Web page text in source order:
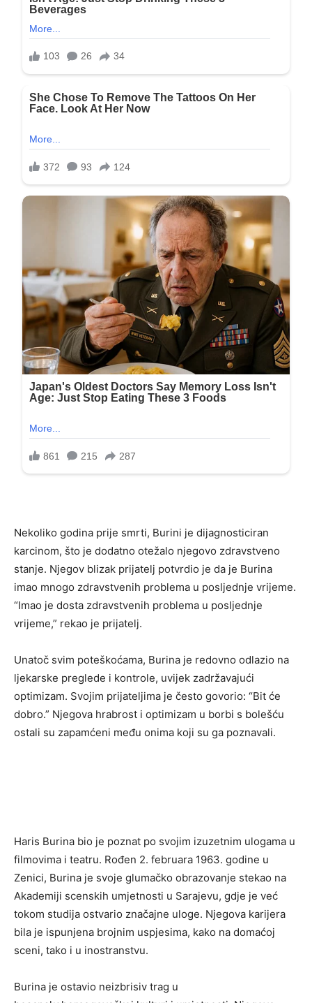
Nekoliko godina prije smrti, Burini je dijagnosticiran
karcinom, što je dodatno otežalo njegovo zdravstveno
stanje. Njegov blizak prijatelj potvrdio je da je Burina
imao mnogo zdravstvenih problema u posljednje vrijeme.
“Imao je dosta zdravstvenih problema u posljednje
vrijeme,” rekao je prijatelj.
Unatoč svim poteškoćama, Burina je redovno odlazio na
ljekarske preglede i kontrole, uvijek zadržavajući
optimizam. Svojim prijateljima je često govorio: “Bit će
dobro.” Njegova hrabrost i optimizam u borbi s bolešću
ostali su zapamćeni među onima koji su ga poznavali.
Haris Burina bio je poznat po svojim izuzetnim ulogama u
filmovima i teatru. Rođen 2. februara 1963. godine u
Zenici, Burina je svoje glumačko obrazovanje stekao na
Akademiji scenskih umjetnosti u Sarajevu, gdje je već
tokom studija ostvario značajne uloge. Njegova karijera
bila je ispunjena brojnim uspjesima, kako na domaćoj
sceni, tako i u inostranstvu.
Burina je ostavio neizbrisiv trag u